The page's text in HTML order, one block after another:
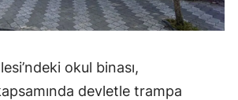
okul binası,
devletle trampa